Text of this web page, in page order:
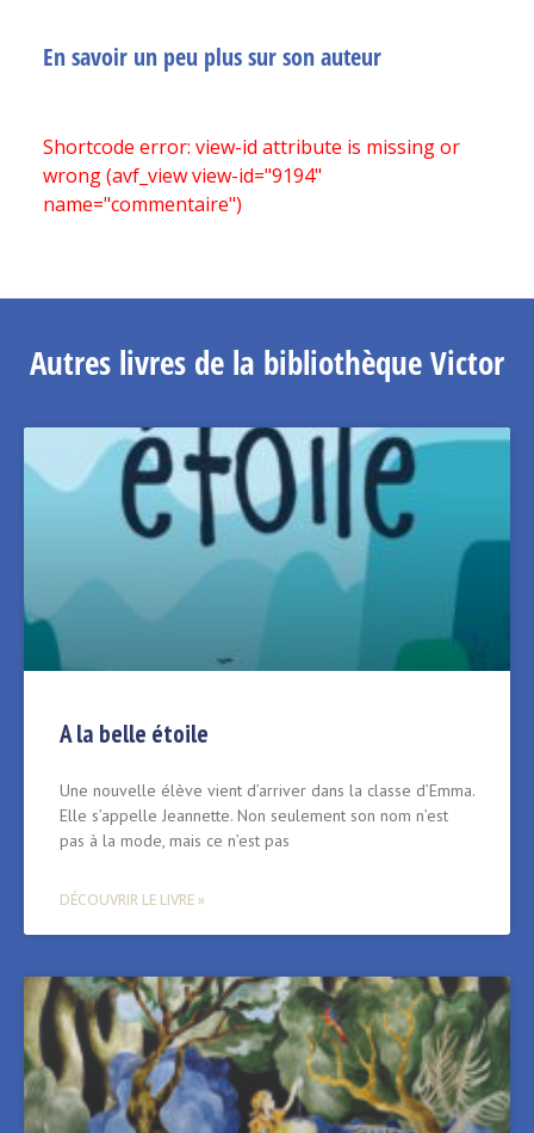
En savoir un peu plus sur son auteur
Shortcode error: view-id attribute is missing or
wrong (avf_view view-id="9194"
name="commentaire")
Autres livres de la bibliothèque Victor
A la belle étoile
Une nouvelle élève vient d’arriver dans la classe d’Emma.
Elle s’appelle Jeannette. Non seulement son nom n’est
pas à la mode, mais ce n’est pas
DÉCOUVRIR LE LIVRE »